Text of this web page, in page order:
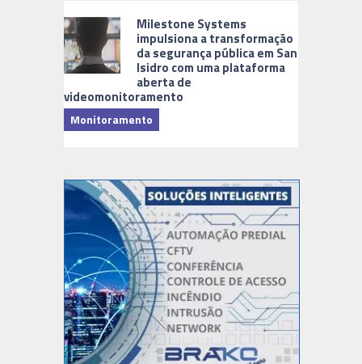
Milestone Systems
impulsiona a transformação
da segurança pública em San
Isidro com uma plataforma
aberta de
videomonitoramento
Monitoramento